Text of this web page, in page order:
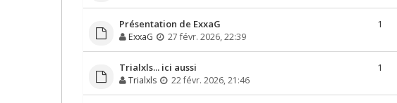
Présentation de ExxaG
ExxaG 27 févr. 2026, 22:39
1
Trialxls... ici aussi
Trialxls 22 févr. 2026, 21:46
1